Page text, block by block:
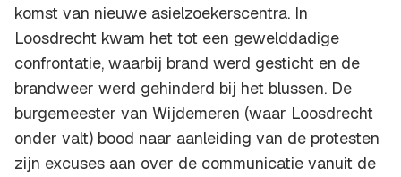
komst van nieuwe asielzoekerscentra. In
Loosdrecht kwam het tot een gewelddadige
confrontatie, waarbij brand werd gesticht en de
brandweer werd gehinderd bij het blussen. De
burgemeester van Wijdemeren (waar Loosdrecht
onder valt) bood naar aanleiding van de protesten
zijn excuses aan over de communicatie vanuit de